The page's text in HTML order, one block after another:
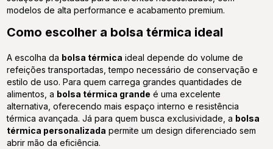
modelos de alta performance e acabamento premium.
Como escolher a bolsa térmica ideal
A escolha da bolsa térmica ideal depende do volume de
refeições transportadas, tempo necessário de conservação e
estilo de uso. Para quem carrega grandes quantidades de
alimentos, a bolsa térmica grande é uma excelente
alternativa, oferecendo mais espaço interno e resistência
térmica avançada. Já para quem busca exclusividade, a bolsa
térmica personalizada permite um design diferenciado sem
abrir mão da eficiência.